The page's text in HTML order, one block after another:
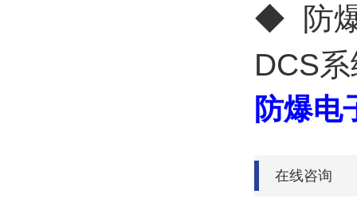
◆ 防爆
DCS
防爆电
在线咨询